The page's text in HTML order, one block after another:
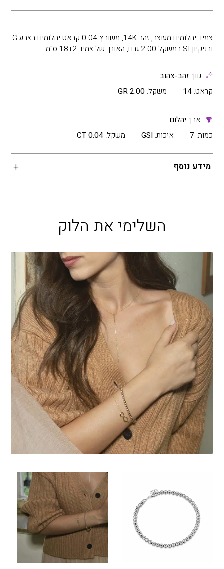
צמיד יהלומים מעוצב, זהב 14K, משובץ 0.04 קראט יהלומים בצבע G
ובניקיון SI במשקל 2.00 גרם, האורך של צמיד 18+2 ס"מ
גוון: זהב-צהוב
קראט: 14 משקל: 2.00 GR
אבן:יהלום
כמות: 7 איכות: GSI משקל:0.04 CT
מידע נוסף
השלימי את הלוק